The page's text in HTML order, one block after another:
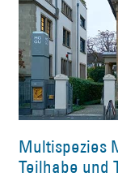
Multispezies
Teilhabe und